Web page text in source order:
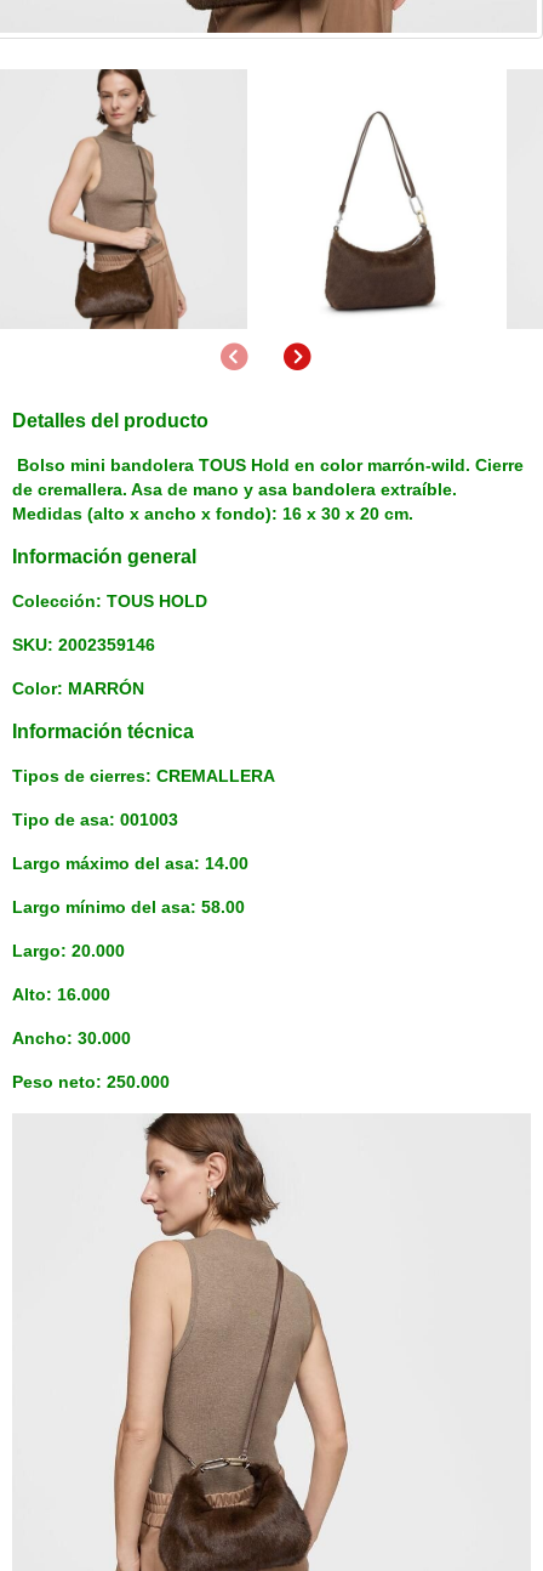
AnteriorSiguiente
Detalles del producto
Bolso mini bandolera TOUS Hold en color marrón-wild. Cierre
de cremallera. Asa de mano y asa bandolera extraíble.
Medidas (alto x ancho x fondo): 16 x 30 x 20 cm.
Información general
Colección: TOUS HOLD
SKU: 2002359146
Color: MARRÓN
Información técnica
Tipos de cierres: CREMALLERA
Tipo de asa: 001003
Largo máximo del asa: 14.00
Largo mínimo del asa: 58.00
Largo: 20.000
Alto: 16.000
Ancho: 30.000
Peso neto: 250.000